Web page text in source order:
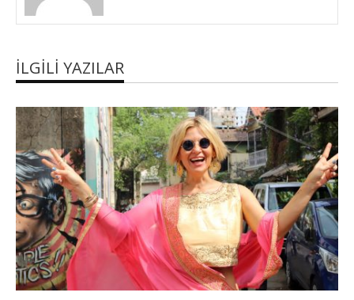
İLGILI YAZILAR